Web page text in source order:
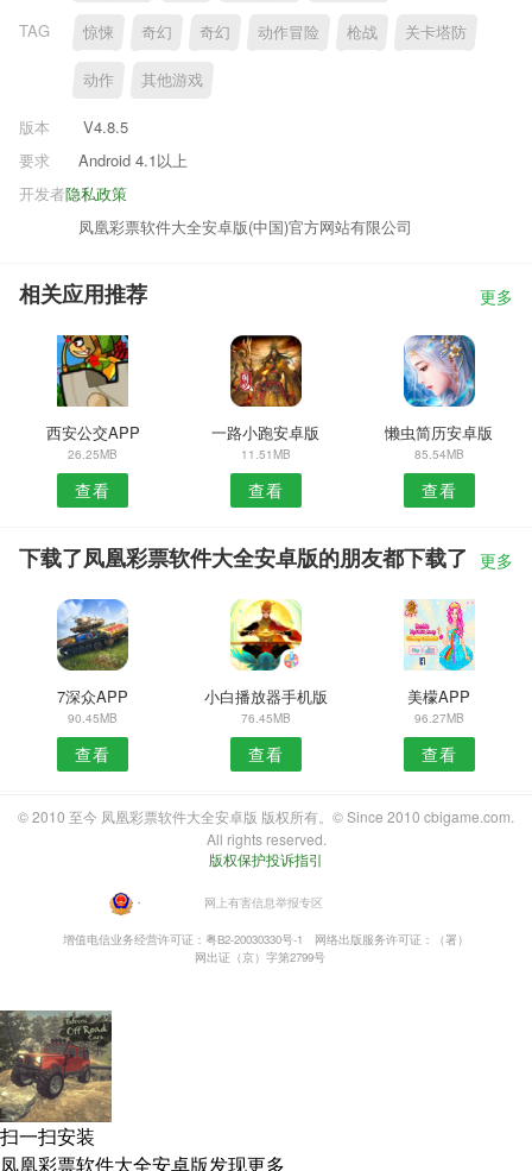
TAG 惊悚 奇幻 奇幻 动作冒险 枪战 关卡塔防
动作 其他游戏
版本
V4.8.5
要求
Android 4.1以上
隐私政策
开发者
凤凰彩票软件大全安卓版(中国)官方网站有限公司
相关应用推荐 更多
西安公交APP
26.25MB
查看
一路小跑安卓版
11.51MB
查看
懒虫简历安卓版
85.54MB
查看
下载了凤凰彩票软件大全安卓版的朋友都下载了 更多
7深众APP
90.45MB
查看
小白播放器手机版
76.45MB
查看
美檬APP
96.27MB
查看
© 2010 至今 凤凰彩票软件大全安卓版 版权所有。© Since 2010 cbigame.com.
All rights reserved.
版权保护投诉指引
・ 网上有害信息举报专区
增值电信业务经营许可证：粤B2-20030330号-1
网络出版服务许可证：（署）
网出证（京）字第2799号
扫一扫安装
凤凰彩票软件大全安卓版发现更多